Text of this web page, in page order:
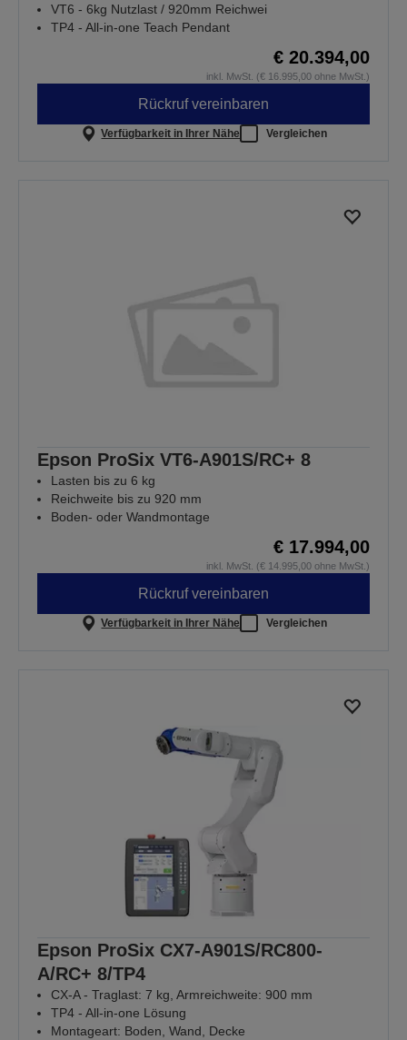
VT6 - 6kg Nutzlast / 920mm Reichwei
TP4 - All-in-one Teach Pendant
€ 20.394,00
inkl. MwSt. (€ 16.995,00 ohne MwSt.)
Rückruf vereinbaren
Verfügbarkeit in Ihrer Nähe Vergleichen
Epson ProSix VT6-A901S/RC+ 8
Lasten bis zu 6 kg
Reichweite bis zu 920 mm
Boden- oder Wandmontage
€ 17.994,00
inkl. MwSt. (€ 14.995,00 ohne MwSt.)
Rückruf vereinbaren
Verfügbarkeit in Ihrer Nähe Vergleichen
Epson ProSix CX7-A901S/RC800-
A/RC+ 8/TP4
CX-A - Traglast: 7 kg, Armreichweite: 900 mm
TP4 - All-in-one Lösung
Montageart: Boden, Wand, Decke